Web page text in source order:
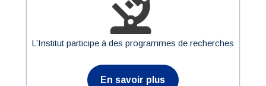
L’Institut participe à des programmes de recherches
En savoir plus